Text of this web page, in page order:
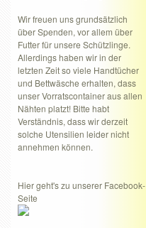
Wir freuen uns grundsätzlich
über Spenden, vor allem über
Futter für unsere Schützlinge.
Allerdings haben wir in der
letzten Zeit so viele Handtücher
und Bettwäsche erhalten, dass
unser Vorratscontainer aus allen
Nähten platzt! Bitte habt
Verständnis, dass wir derzeit
solche Utensilien leider nicht
annehmen können.
Hier geht's zu unserer Facebook-
Seite